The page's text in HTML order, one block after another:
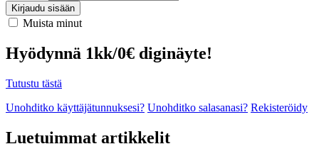
Kirjaudu sisään
Muista minut
Hyödynnä 1kk/0€ diginäyte!
Tutustu tästä
Unohditko käyttäjätunnuksesi? Unohditko salasanasi? Rekisteröidy
Luetuimmat artikkelit